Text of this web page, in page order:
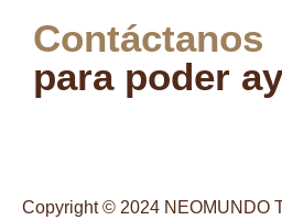
Contáctanos
para poder
Copyright © 2024 NEOMUNDO